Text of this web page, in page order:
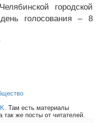
городской
голосования – 8
. Там есть материалы
же посты от читателей.